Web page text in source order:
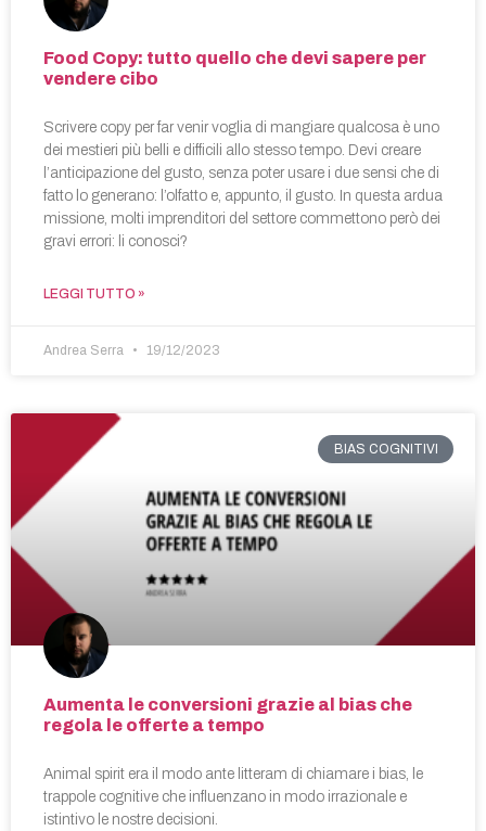
Food Copy: tutto quello che devi sapere per
vendere cibo
Scrivere copy per far venir voglia di mangiare qualcosa è uno
dei mestieri più belli e difficili allo stesso tempo. Devi creare
l’anticipazione del gusto, senza poter usare i due sensi che di
fatto lo generano: l’olfatto e, appunto, il gusto. In questa ardua
missione, molti imprenditori del settore commettono però dei
gravi errori: li conosci?
LEGGI TUTTO »
Andrea Serra 19/12/2023
BIAS COGNITIVI
Aumenta le conversioni grazie al bias che
regola le offerte a tempo
Animal spirit era il modo ante litteram di chiamare i bias, le
trappole cognitive che influenzano in modo irrazionale e
istintivo le nostre decisioni.